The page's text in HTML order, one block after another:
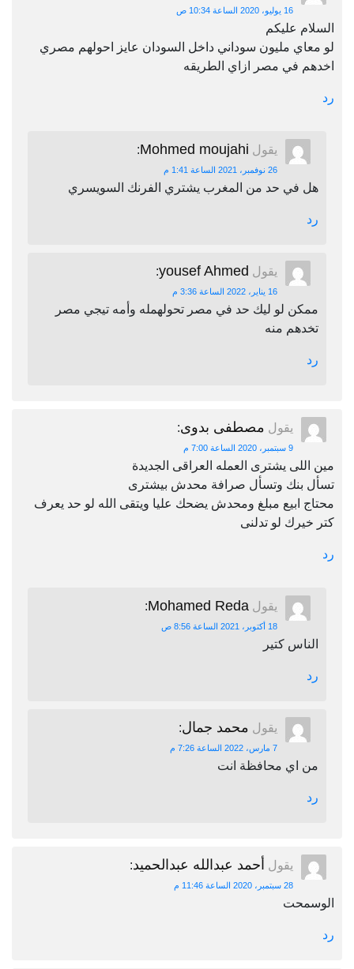
16 يوليو، 2020 الساعة 10:34 ص
السلام عليكم
لو معاي مليون سوداني داخل السودان عايز احولهم مصري
اخدهم في مصر ازاي الطريقه
رد
يقول Mohmed moujahi
:
26 نوفمبر، 2021 الساعة 1:41 م
هل في حد من المغرب يشتري الفرنك السويسري
رد
يقول yousef Ahmed
:
16 يناير، 2022 الساعة 3:36 م
ممكن لو ليك حد في مصر تحولهمله وأمه تيجي مصر
تخدهم منه
رد
يقول مصطفى بدوى:
9 سبتمبر، 2020 الساعة 7:00 م
مين اللى يشترى العمله العراقى الجديدة
تسأل بنك وتسأل صرافة محدش بيشترى
محتاج ابيع مبلغ ومحدش يضحك عليا ويتقى الله لو حد يعرف
كتر خيرك لو تدلنى
رد
يقول Mohamed Reda
:
18 أكتوبر، 2021 الساعة 8:56 ص
الناس كتير
رد
يقول محمد جمال:
7 مارس، 2022 الساعة 7:26 م
من اي محافظة انت
رد
يقول أحمد عبدالله عبدالحميد:
28 سبتمبر، 2020 الساعة 11:46 م
الوسمحت
رد